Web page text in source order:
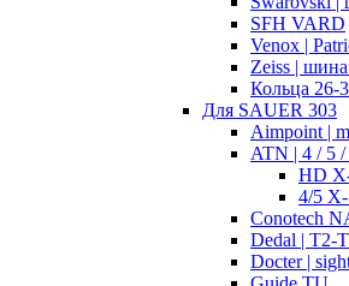
SFH VARD
Venox |
Zeiss |
Кольца 26-
Для SAUER 303
Aimpoint |
ATN | 4 / 5
HD
4/5
Conotech
Dedal | T2-
Docter |